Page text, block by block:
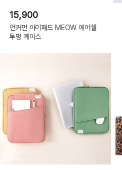
15,900
언커먼 아이패드 MEOW 에어쉘
투명 케이스